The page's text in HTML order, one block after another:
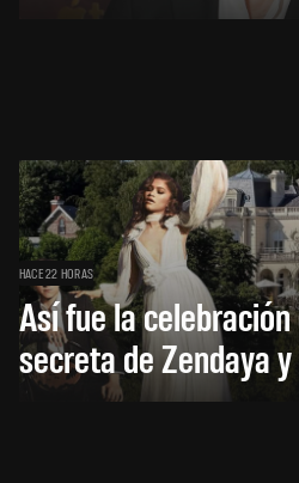
HACE 22 HORAS
Así fue la
secreta de Zendaya